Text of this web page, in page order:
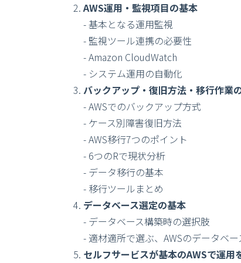
AWS運用・監視項目の基本
- 基本となる運用監視
- 監視ツール連携の必要性
- Amazon CloudWatch
- システム運用の自動化
バックアップ・復旧方法・移行作業
- AWSでのバックアップ方式
- ケース別障害復旧方法
- AWS移行7つのポイント
- 6つのRで現状分析
- データ移行の基本
- 移行ツールまとめ
データベース選定の基本
- データベース構築時の選択肢
- 適材適所で選ぶ、AWSのデータベ
セルフサービスが基本のAWSで運用